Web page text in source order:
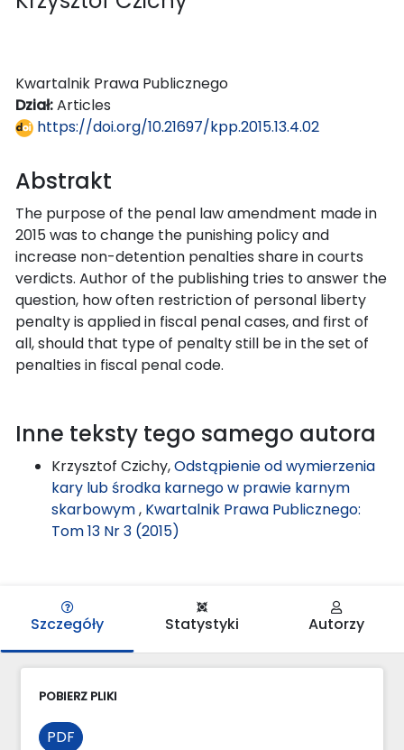
Kwartalnik Prawa Publicznego
Dział:Articles
https://doi.org/10.21697/kpp.2015.13.4.02
Abstrakt
The purpose of the penal law amendment made in
2015 was to change the punishing policy and
increase non-detention penalties share in courts
verdicts. Author of the publishing tries to answer the
question, how often restriction of personal liberty
penalty is applied in fiscal penal cases, and first of
all, should that type of penalty still be in the set of
penalties in fiscal penal code.
Inne teksty tego samego autora
Krzysztof Czichy,Odstąpienie od wymierzenia
kary lub środka karnego w prawie karnym
skarbowym, Kwartalnik Prawa Publicznego:
Tom 13 Nr 3 (2015)
Szczegóły Statystyki Autorzy
POBIERZ PLIKI
PDF